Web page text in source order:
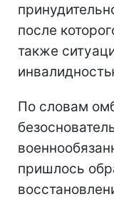
после
также
По словам
пришлось